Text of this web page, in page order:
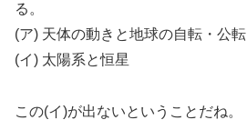
る。
(ア) 天体の動きと地球の自転・公転
(イ) 太陽系と恒星
この(イ)が出ないということだね。